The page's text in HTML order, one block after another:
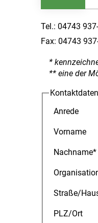
Tel.: 04743
Fax: 04743
*
** eine der
Kontaktdaten
Anrede
Vorname
Nachname*
Straße/
PLZ/Ort